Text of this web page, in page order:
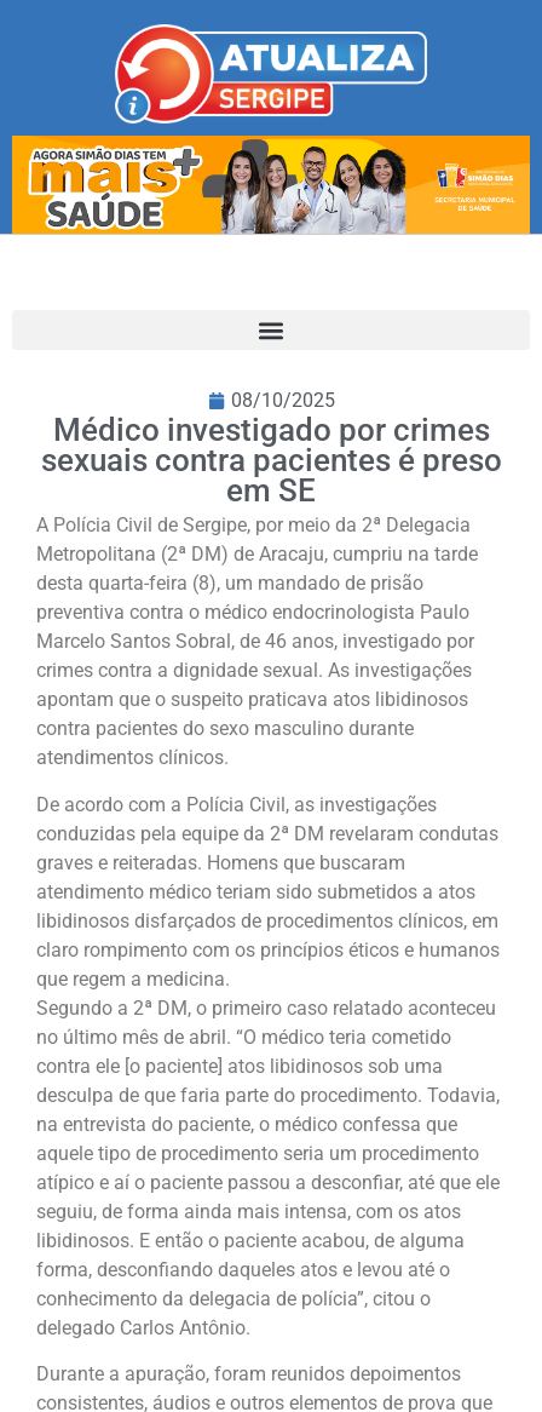
08/10/2025
Médico investigado por crimes
sexuais contra pacientes é preso
em SE
A Polícia Civil de Sergipe, por meio da 2ª Delegacia
Metropolitana (2ª DM) de Aracaju, cumpriu na tarde
desta quarta-feira (8), um mandado de prisão
preventiva contra o médico endocrinologista Paulo
Marcelo Santos Sobral, de 46 anos, investigado por
crimes contra a dignidade sexual. As investigações
apontam que o suspeito praticava atos libidinosos
contra pacientes do sexo masculino durante
atendimentos clínicos.
De acordo com a Polícia Civil, as investigações
conduzidas pela equipe da 2ª DM revelaram condutas
graves e reiteradas. Homens que buscaram
atendimento médico teriam sido submetidos a atos
libidinosos disfarçados de procedimentos clínicos, em
claro rompimento com os princípios éticos e humanos
que regem a medicina.
Segundo a 2ª DM, o primeiro caso relatado aconteceu
no último mês de abril. “O médico teria cometido
contra ele [o paciente] atos libidinosos sob uma
desculpa de que faria parte do procedimento. Todavia,
na entrevista do paciente, o médico confessa que
aquele tipo de procedimento seria um procedimento
atípico e aí o paciente passou a desconfiar, até que ele
seguiu, de forma ainda mais intensa, com os atos
libidinosos. E então o paciente acabou, de alguma
forma, desconfiando daqueles atos e levou até o
conhecimento da delegacia de polícia”, citou o
delegado Carlos Antônio.
Durante a apuração, foram reunidos depoimentos
consistentes, áudios e outros elementos de prova que